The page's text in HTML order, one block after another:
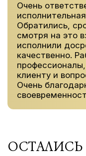
Очень
Обратились,
смотря на это
исполнили
качественно.
клиенту и
Очень